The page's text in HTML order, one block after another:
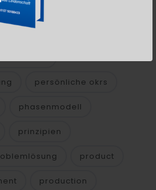
organisationsentwicklung
persönliche okrs
phasenmodell
prinzipien
product
production